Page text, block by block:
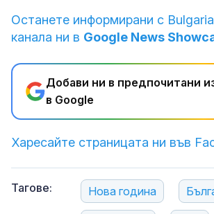
Останете информирани с
канала ни в Google News
Добави ни в предпочитани
в Google
Харесайте страницата ни във
Тагове: Нова година